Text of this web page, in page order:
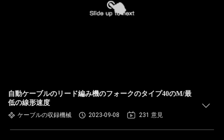
自動ケーブルのリード編み機のフォークのタイプ40のM/最
低の線形速度
ケーブルの収録機械 2023-09-08 231 意見